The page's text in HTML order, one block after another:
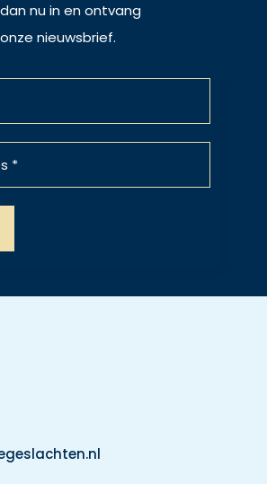
nu in en ontvang
nieuwsbrief.